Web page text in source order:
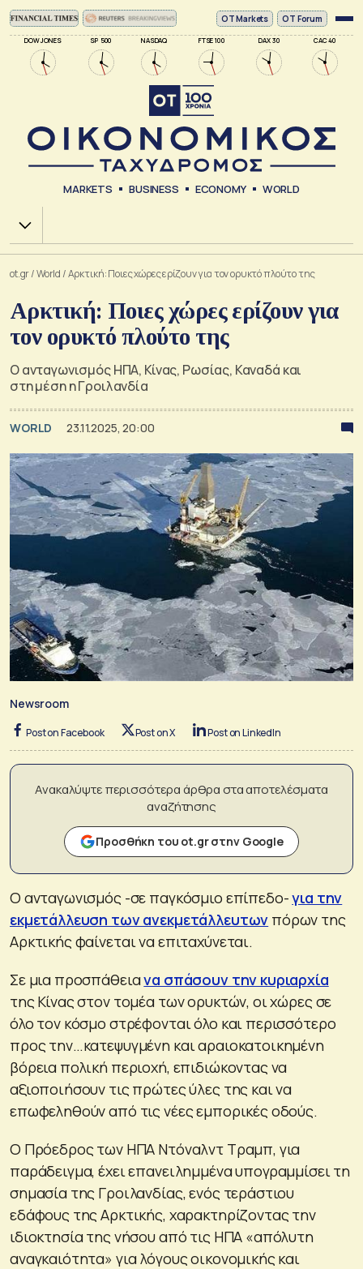
DOW JONES SP 500 NASDAQ FTSE 100 DAX 30 CAC 40
ΟΤ Markets OT Forum
MARKETS BUSINESS ECONOMY WORLD
Χ.Α.
ot.gr/World /Αρκτική: Ποιες χώρες ερίζουν για τον ορυκτό πλούτο της
Αρκτική: Ποιες χώρες ερίζουν για
τον ορυκτό πλούτο της
Ο ανταγωνισμός ΗΠΑ, Κίνας, Ρωσίας, Καναδά και
στη μέση η Γροιλανδία
WORLD 23.11.2025, 20:00
Newsroom
Post on Facebook Post on X Post on LinkedIn
Ανακαλύψτε περισσότερα άρθρα στα αποτελέσματα
αναζήτησης
Προσθήκη του ot.gr στην Google
Ο ανταγωνισμός -σε παγκόσμιο επίπεδο-για την
εκμετάλλευση των ανεκμετάλλευτων πόρων της
Αρκτικής φαίνεται να επιταχύνεται.
Σε μια προσπάθειανα σπάσουν την κυριαρχία
της Κίνας στον τομέα των ορυκτών, οι χώρες σε
όλο τον κόσμο στρέφονται όλο και περισσότερο
προς την…κατεψυγμένη και αραιοκατοικημένη
βόρεια πολική περιοχή, επιδιώκοντας να
αξιοποιήσουν τις πρώτες ύλες της και να
επωφεληθούν από τις νέες εμπορικές οδούς.
Ο Πρόεδρος των ΗΠΑ Ντόναλντ Τραμπ, για
παράδειγμα, έχει επανειλημμένα υπογραμμίσει τη
σημασία της Γροιλανδίας, ενός τεράστιου
εδάφους της Αρκτικής, χαρακτηρίζοντας την
ιδιοκτησία της νήσου από τις ΗΠΑ «απόλυτη
αναγκαιότητα» για λόγους οικονομικής και